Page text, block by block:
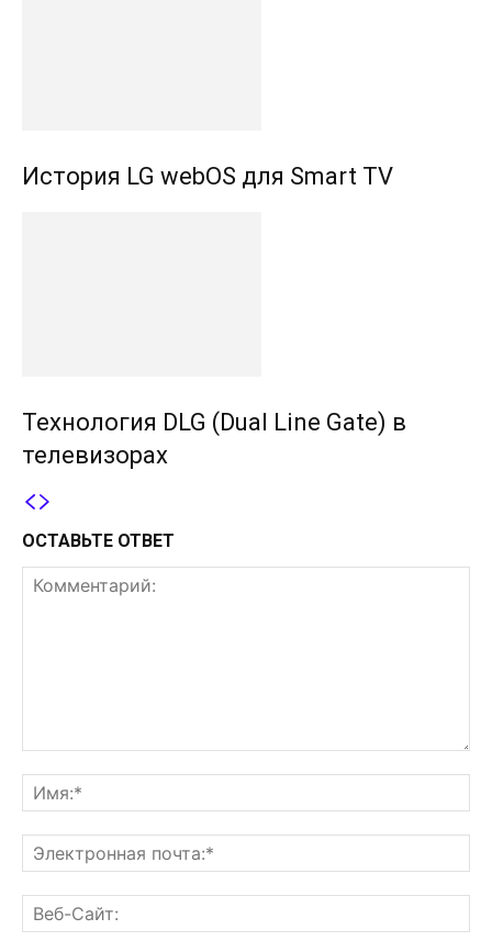
История LG webOS для Smart TV
Технология DLG (Dual Line Gate) в
телевизорах
ОСТАВЬТЕ ОТВЕТ